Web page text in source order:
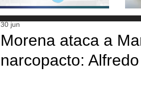
Morena ataca a
narcopacto:
30 jun